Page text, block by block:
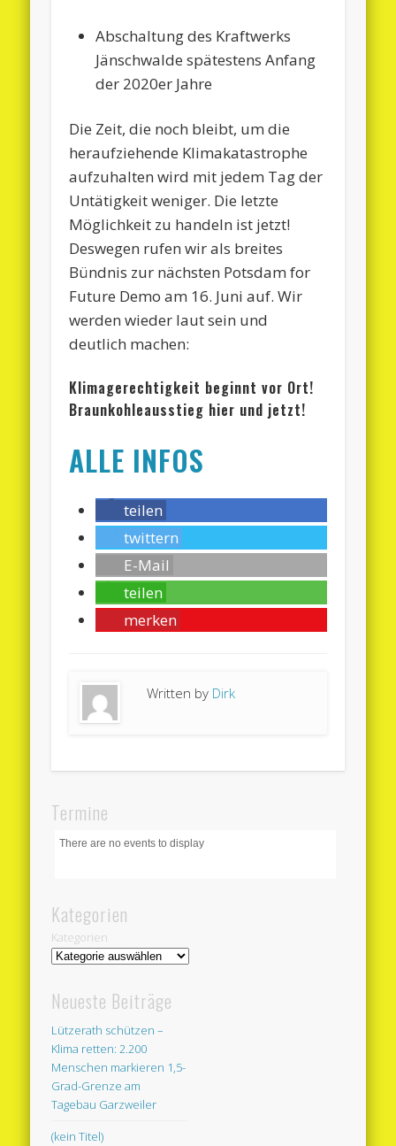
Abschaltung des Kraftwerks
Jänschwalde spätestens Anfang
der 2020er Jahre
Die Zeit, die noch bleibt, um die
heraufziehende Klimakatastrophe
aufzuhalten wird mit jedem Tag der
Untätigkeit weniger. Die letzte
Möglichkeit zu handeln ist jetzt!
Deswegen rufen wir als breites
Bündnis zur nächsten Potsdam for
Future Demo am 16. Juni auf. Wir
werden wieder laut sein und
deutlich machen:
Klimagerechtigkeit beginnt vor Ort!
Braunkohleausstieg hier und jetzt!
ALLE INFOS
teilen
twittern
E-Mail
teilen
merken
Written by Dirk
Termine
There are no events to display
Kategorien
Kategorien
Neueste Beiträge
Lützerath schützen –
Klima retten: 2.200
Menschen markieren 1,5-
Grad-Grenze am
Tagebau Garzweiler
(kein Titel)